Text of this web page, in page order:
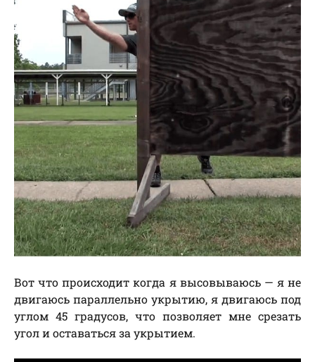
Вот что происходит когда я высовываюсь — я не
двигаюсь параллельно укрытию, я двигаюсь под
углом 45 градусов, что позволяет мне срезать
угол и оставаться за укрытием.